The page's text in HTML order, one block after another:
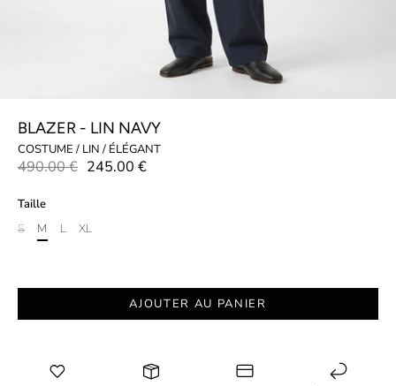
BLAZER - LIN NAVY
COSTUME / LIN / ÉLÉGANT
490.00 € 245.00 €
Taille
S
M L XL
AJOUTER AU PANIER